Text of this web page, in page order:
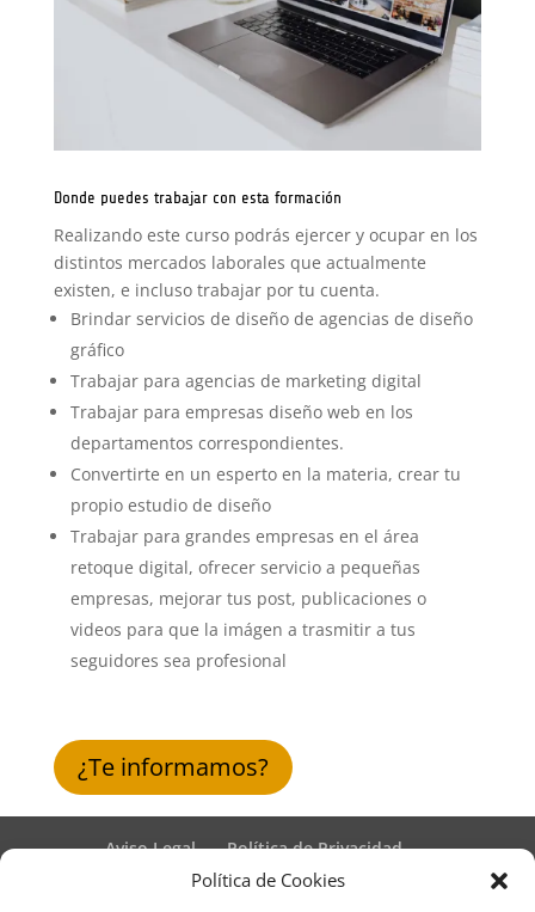
Política de Cookies
Donde puedes trabajar con esta formación
Realizando este curso podrás ejercer y ocupar en los
distintos mercados laborales que actualmente
existen, e incluso trabajar por tu cuenta.
Brindar servicios de diseño de agencias de diseño
gráfico
Trabajar para agencias de marketing digital
Trabajar para empresas diseño web en los
departamentos correspondientes.
Convertirte en un esperto en la materia, crear tu
propio estudio de diseño
Trabajar para grandes empresas en el área
retoque digital, ofrecer servicio a pequeñas
empresas, mejorar tus post, publicaciones o
videos para que la imágen a trasmitir a tus
seguidores sea profesional
¿Te informamos?
Aviso Legal
Política de Privacidad
Términos y condiciones – Contrato de matrícula